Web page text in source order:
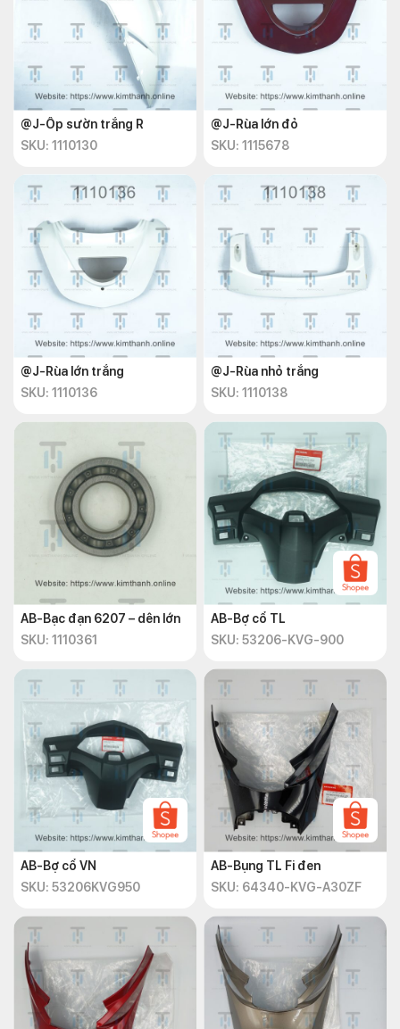
@J-Ốp sườn trắng R
SKU: 1110130
@J-Rùa lớn đỏ
SKU: 1115678
@J-Rùa lớn trắng
SKU: 1110136
@J-Rùa nhỏ trắng
SKU: 1110138
AB-Bạc đạn 6207 – dên lớn
SKU: 1110361
AB-Bợ cổ TL
SKU: 53206-KVG-900
AB-Bợ cổ VN
SKU: 53206KVG950
AB-Bụng TL Fi đen
SKU: 64340-KVG-A30ZF